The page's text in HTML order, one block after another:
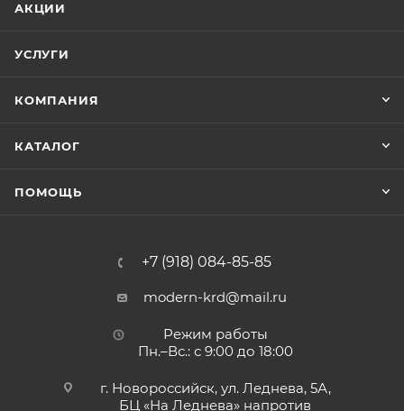
АКЦИИ
УСЛУГИ
КОМПАНИЯ
КАТАЛОГ
ПОМОЩЬ
+7 (918) 084-85-85
modern-krd@mail.ru
Режим работы
Пн.–Вс.: с 9:00 до 18:00
г. Новороссийск, ул. Леднева, 5А,
БЦ «На Леднева» напротив